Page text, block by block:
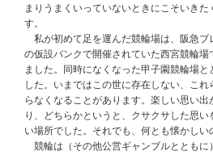
まりうまくいっていないときにこそいきた
す。
私が初めて足を運んだ競輪場は、阪急ブ
の仮設バンクで開催されていた西宮競輪
ました。同時になくなった甲子園競輪場
した。いまではこの世に存在しない、これ
らなくなることがあります。楽しい思い出
り、どちらかというと、クサクサした思
い場所でした。それでも、何とも懐かしい
競輪は（その他公営ギャンブルとともに